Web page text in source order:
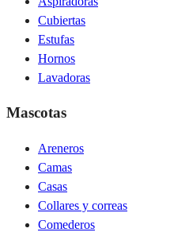
Cubiertas
Estufas
Hornos
Lavadoras
Mascotas
Areneros
Camas
Casas
Collares y correas
Comederos